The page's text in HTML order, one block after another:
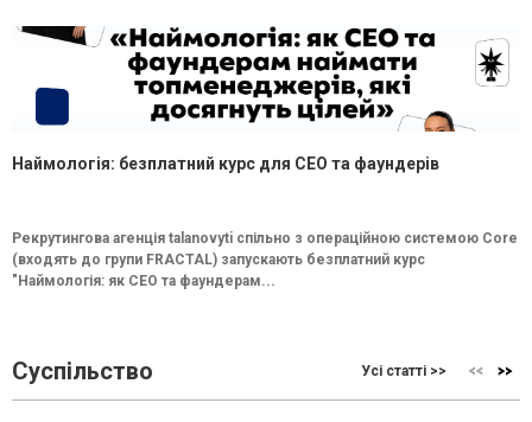
Наймологія: безплатний курс для CEO та фаундерів
Рекрутингова агенція talanovyti спільно з операційною системою Core
(входять до групи FRACTAL) запускають безплатний курс
"Наймологія: як СEO та фаундерам...
Суспільство Усі статті >>